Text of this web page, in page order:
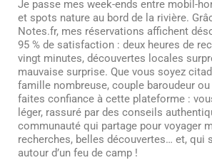
Je passe mes week-ends entre mobil-
et spots nature au bord de la rivière.
Notes.fr, mes réservations affichent
95 % de satisfaction : deux heures de
vingt minutes, découvertes locales
mauvaise surprise. Que vous soyez
famille nombreuse, couple baroudeur
faites confiance à cette plateforme :
léger, rassuré par des conseils
communauté qui partage pour voyager
recherches, belles découvertes… et, qui
autour d’un feu de camp !